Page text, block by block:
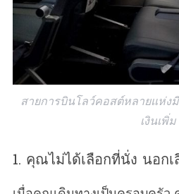
สายการบินโลว์คอสต์หลายแห่งมี
เงินเพิ่ม
1. คุณไม่ได้เลือกที่นั่ง นอก